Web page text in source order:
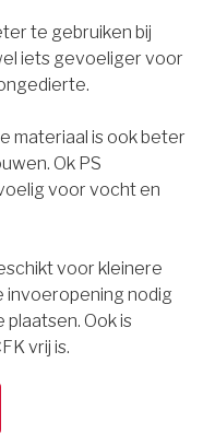
te gebruiken bij
iets gevoeliger voor
materiaal is ook beter
Ok PS
voor vocht en
voor kleinere
invoeropening nodig
Ook is
vrij is.